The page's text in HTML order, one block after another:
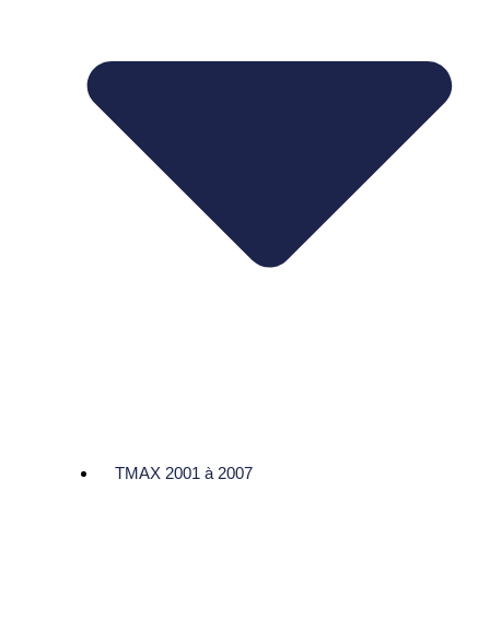
TMAX 2001 à 2007